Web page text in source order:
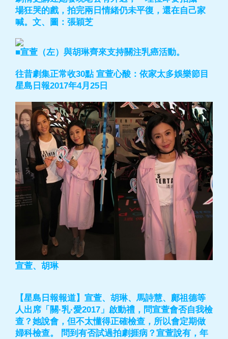
場狂哭的戲，拍完兩日情緒仍未平復，還在自己家
喊。文、圖：張穎芝
■宣萱（左）與胡琳齊來支持關注乳癌活動。
往昔劇集正常收30點 宣萱心酸：依家太多娛樂節目
星島日報2017年4月25日
宣萱、胡琳
【星島日報報道】宣萱、胡琳、馬詩慧、鄺祖德等
人出席「關·乳·愛2017」啟動禮，問宣萱會否自我檢
查？她說會，但不太懂得正確檢查，所以會定期做
婦科檢查。 問到有否試過拍劇捱病？宣萱說有，年